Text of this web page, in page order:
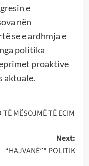
e
nën
se e ardhmja e
politika
proaktive
aktuale.
MËSOJMË TË ECIM
Next:
“HAJVANË”* POLITIK